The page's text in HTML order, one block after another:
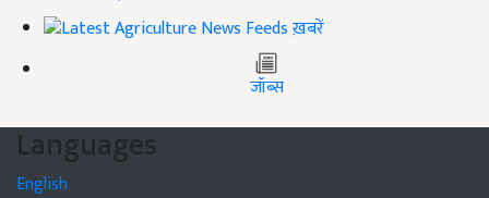
ख़बरें
जॉब्स
Languages
English